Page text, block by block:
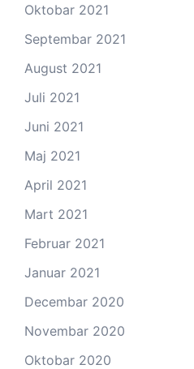
Oktobar 2021
Septembar 2021
August 2021
Juli 2021
Juni 2021
Maj 2021
April 2021
Mart 2021
Februar 2021
Januar 2021
Decembar 2020
Novembar 2020
Oktobar 2020